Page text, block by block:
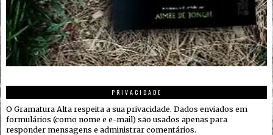
PRIVACIDADE
O Gramatura Alta respeita a sua privacidade. Dados enviados em
formulários (como nome e e-mail) são usados apenas para
responder mensagens e administrar comentários.